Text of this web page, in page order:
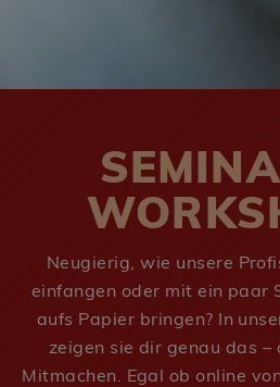
Neugierig, wie unsere
einfangen oder mit ein paar
aufs Papier bringen? In
zeigen sie dir genau das –
Mitmachen. Egal ob online